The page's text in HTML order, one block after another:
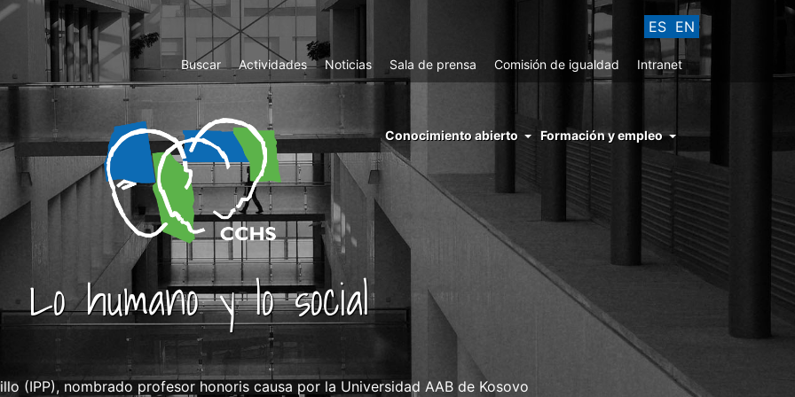
ES EN
Top
Menu
Buscar Actividades Noticias Sala de prensa Comisión de igualdad Intranet
menu
right
cchs
conocimiento
abierto
Conocimiento abierto Formación y empleo
Lo humano y lo social
(IPP), nombrado profesor honoris causa por la Universidad AAB de Kosovo